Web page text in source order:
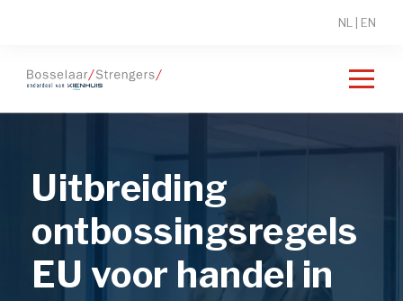
NL EN
Uitbreiding
ontbossingsregels
EU voor handel in